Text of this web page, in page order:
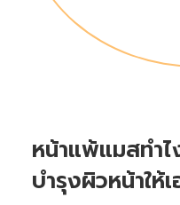
หน้าแพ้แมสทำ
บำรุงผิวหน้าให้